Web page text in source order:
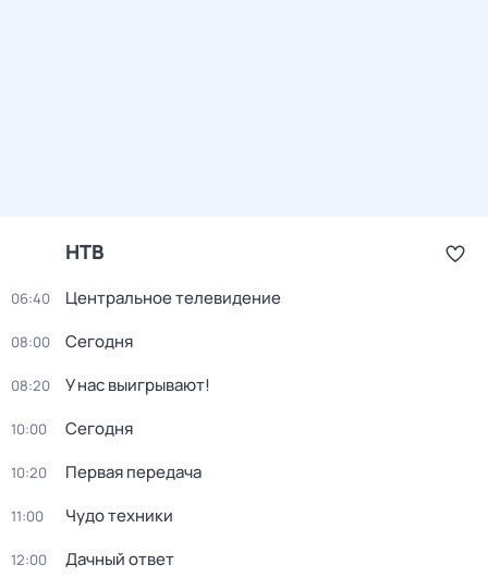
НТВ
06:40 Центральное телевидение
08:00 Сегодня
08:20 У нас выигрывают!
10:00 Сегодня
10:20 Первая передача
11:00 Чудо техники
12:00 Дачный ответ